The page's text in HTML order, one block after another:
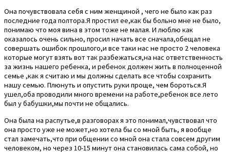
Она почувствовала себя с ним женщиной , чего не было как раз
последние года полтора.Я простил ее,как бы больно мне не было,
понимаю что моя вина в этом тоже не малая. И люблю как
оказалось очень сильно, просил начать все сначала,обещал не
совершать ошибок прошлого,и все таки нас не просто 2 человека
которые могут взять вот так разбежаться,на нас ответственность
за жизнь нашего ребенка, и ребенок должен жить в полноценной
семье ,как я считаю и мы должны сделать все чтобы сохранить
нашу семью. Плюнуть и опустить руки проще, чем бороться.Я
ушел,оба проводили много времени на работе,ребенок все лето
был у бабушки,мы почти не общались.
Она была на распутье,в разговорах я это понимал,чувствовал что
она просто уже не может,но хотела бы со мной быть, я вообще
стал замечать,что при общении со мной она стала совсем другим
человеком, но через 10-15 минут она становилась сама собой, но